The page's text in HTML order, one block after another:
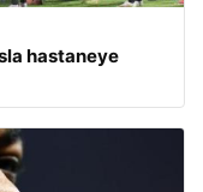
hastaneye